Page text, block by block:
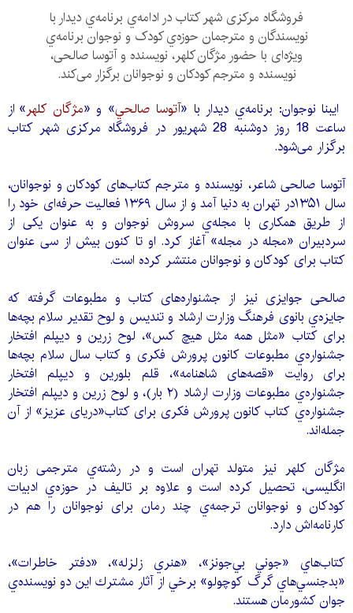
فروشگاه مرکزی شهر کتاب در ادامه‌ي برنامه‌ي دیدار با
نویسندگان و مترجمان حوزه‌ي کودک و نوجوان برنامه‌ي
ویژه‌ای با حضور مژگان کلهر، نویسنده و آتوسا صالحی،
نویسنده و مترجم کودکان و نوجوانان برگزار می‌کند.
ايبنا نوجوان: برنامه‌ي ديدار با «آتوسا صالحي» و «مژگان كلهر» از
ساعت 18 روز دوشنبه 28 شهریور در فروشگاه مرکزی شهر کتاب
برگزار می‌شود.
آتوسا صالحی شاعر، نویسنده و مترجم کتاب‌های کودکان و نوجوانان،
سال ۱۳۵۱در تهران به دنیا آمد و از سال ۱۳۶۹ فعالیت حرفه‌ای خود را
از طریق همکاری با مجله‌ي سروش نوجوان و به عنوان یكی از
سردبیران «مجله در مجله» آغاز كرد. او تا كنون بیش از سی عنوان
كتاب برای كودكان و نوجوانان منتشر كرده است.
صالحی جوایزی نیز از جشنواره‌های كتاب و مطبوعات گرفته كه
جایزه‌ي بانوی فرهنگ وزارت ارشاد و تندیس و لوح تقدیر سلام بچه‌ها
برای کتاب «مثل همه مثل هیچ کس»، لوح زرین و دیپلم افتخار
جشنواره‌ي مطبوعات كانون پرورش فكری و کتاب سال سلام بچه‌ها
برای روایت «قصه‌های شاهنامه»، قلم بلورین و دیپلم افتخار
جشنواره‌ي مطبوعات وزارت ارشاد (۲ بار)، و لوح زرین و دیپلم افتخار
جشنواره‌ي كتاب كانون پرورش فكری برای كتاب«دریای عزیز» از آن
جمله‌اند.
مژگان كلهر نيز متولد تهران است و در رشته‌ي مترجمى زبان
انگليسى، تحصيل كرده است و علاوه بر تاليف در حوزه‌ي ادبيات
كودكان و نوجوانان ترجمه‌ي چند رمان براى نوجوانان را هم در
كارنامه‌اش دارد.
كتاب‌هاي «جوني بي‌جونز»، «هنري زلزله»، «دفتر خاطرات»،
«بدجنسي‌هاي گرگ كوچولو» برخي از آثار مشترك اين دو نويسنده‌ي
جوان كشورمان هستند.